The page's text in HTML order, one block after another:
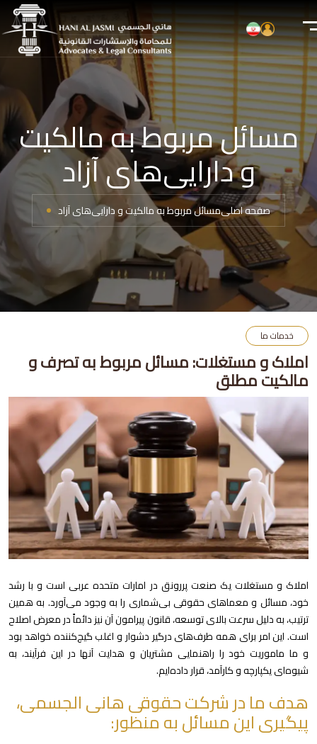
مسائل مربوط به مالکیت
و دارایی‌های آزاد
صفحه اصلیمسائل مربوط به مالکیت و دارایی‌های آزاد
خدمات ما
املاک و مستغلات: مسائل مربوط به تصرف و
مالکیت مطلق
املاک و مستغلات یک صنعت پررونق در امارات متحده عربی است و با رشد
خود، مسائل و معماهای حقوقی بی‌شماری را به وجود می‌آورد. به همین
ترتیب، به دلیل سرعت بالای توسعه، قانون پیرامون آن نیز دائماً در معرض اصلاح
است. این امر برای همه طرف‌های درگیر دشوار و اغلب گیج‌کننده خواهد بود
و ما ماموریت خود را راهنمایی مشتریان و هدایت آنها در این فرآیند، به
شیوه‌ای یکپارچه و کارآمد، قرار داده‌ایم.
هدف ما در شرکت حقوقی هانی الجسمی،
پیگیری این مسائل به منظور: